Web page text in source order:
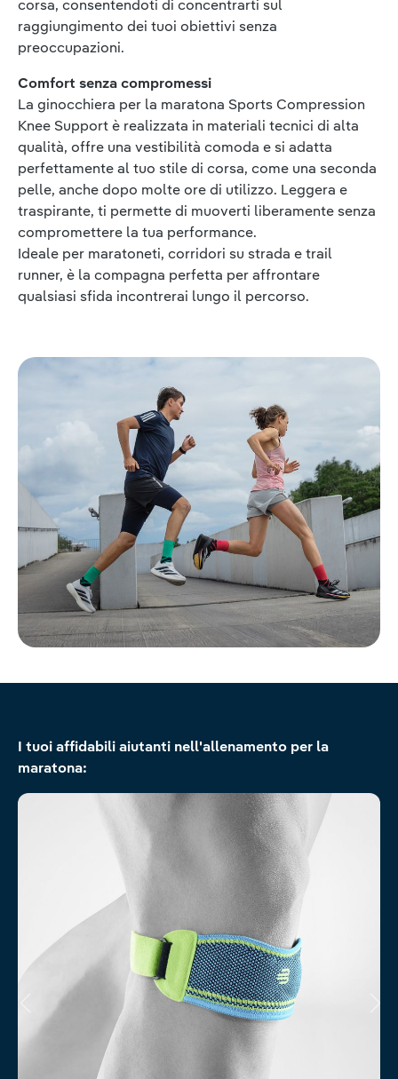
corsa, consentendoti di concentrarti sul
raggiungimento dei tuoi obiettivi senza
preoccupazioni.
Comfort senza compromessi
La ginocchiera per la maratona Sports Compression
Knee Support è realizzata in materiali tecnici di alta
qualità, offre una vestibilità comoda e si adatta
perfettamente al tuo stile di corsa, come una seconda
pelle, anche dopo molte ore di utilizzo. Leggera e
traspirante, ti permette di muoverti liberamente senza
compromettere la tua performance.
Ideale per maratoneti, corridori su strada e trail
runner, è la compagna perfetta per affrontare
qualsiasi sfida incontrerai lungo il percorso.
Salta la galleria dei prodotti
I tuoi affidabili aiutanti nell'allenamento per la
maratona: